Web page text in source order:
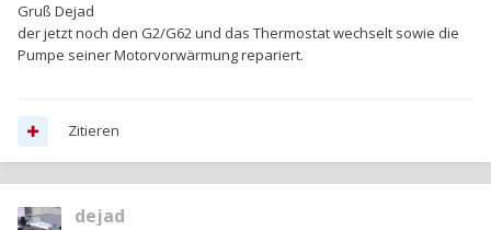
Gruß Dejad
der jetzt noch den G2/G62 und das Thermostat wechselt sowie die
Pumpe seiner Motorvorwärmung repariert.
Zitieren
dejad